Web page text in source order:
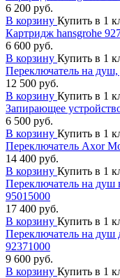
6 200 руб.
В корзину Купить в 1
Картридж hansgrohe
6 600 руб.
В корзину Купить в 1
Переключатель на душ,
12 500 руб.
В корзину Купить в 1
Запирающее
6 500 руб.
В корзину Купить в 1
Переключатель Axor
14 400 руб.
В корзину Купить в 1
Переключатель на душ
95015000
17 400 руб.
В корзину Купить в 1
Переключатель на душ
92371000
9 600 руб.
В корзину Купить в 1